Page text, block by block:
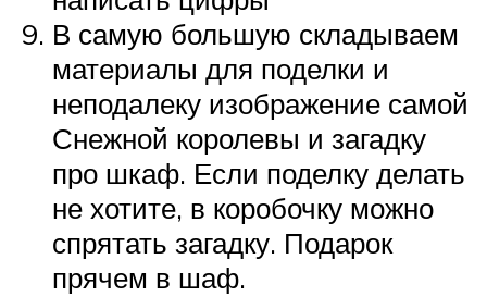
В самую большую складываем
материалы для поделки и
неподалеку изображение самой
Снежной королевы и загадку
про шкаф. Если поделку делать
не хотите, в коробочку можно
спрятать загадку. Подарок
прячем в шаф.